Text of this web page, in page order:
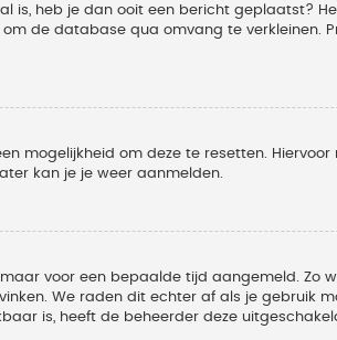
is, heb je dan ooit een bericht geplaatst?
de database qua omvang te verkleinen.
mogelijkheid om deze te resetten.
kan je je weer aanmelden.
voor een bepaalde tijd aangemeld. Zo
We raden dit echter af als je gebruik
is, heeft de beheerder deze